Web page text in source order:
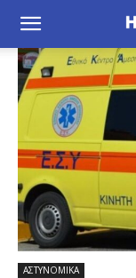
ΑΣΤΥΝΟΜΙΚΑ